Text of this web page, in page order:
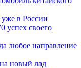
в России
успех своего
любое направление
новый лад